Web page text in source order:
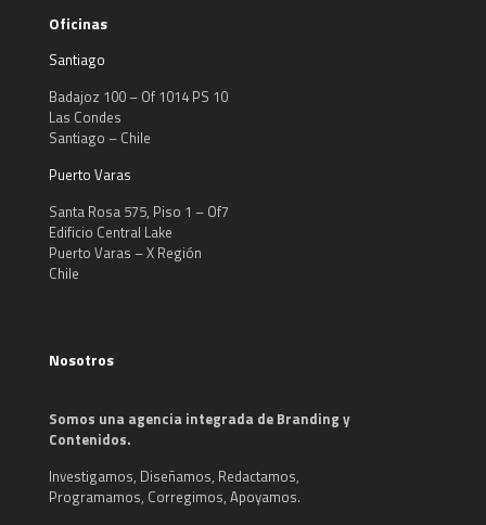
Oficinas
Santiago
Badajoz 100 – Of 1014 PS 10
Las Condes
Santiago – Chile
Puerto Varas
Santa Rosa 575, Piso 1 – Of7
Edificio Central Lake
Puerto Varas – X Región
Chile
Nosotros
Somos una agencia integrada de Branding y
Contenidos.
Investigamos, Diseñamos, Redactamos,
Programamos, Corregimos, Apoyamos.